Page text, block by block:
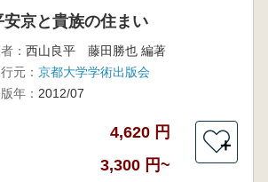
安京と貴族の住まい
： 西山良平 藤田勝也 編著
元： 京都大学学術出版会
年： 2012/07
4,620 円
3,300 円~
＋